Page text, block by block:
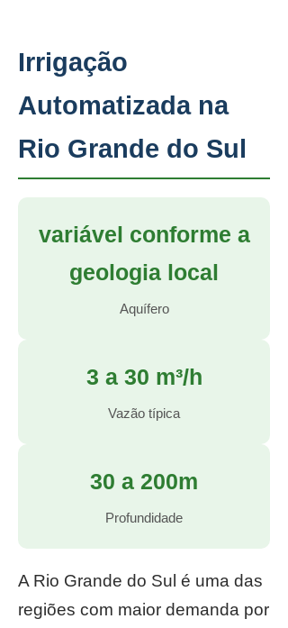
Irrigação
Automatizada na
Rio Grande do Sul
variável conforme a
geologia local
Aquífero
3 a 30 m³/h
Vazão típica
30 a 200m
Profundidade
A Rio Grande do Sul é uma das
regiões com maior demanda por